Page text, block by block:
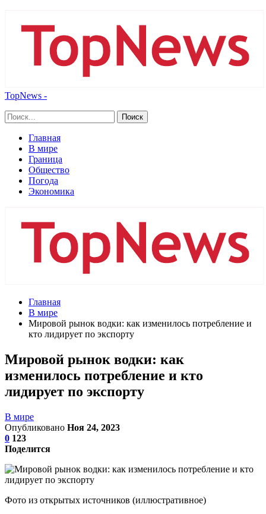
TopNews -
Главная
В мире
Граница
Общество
Погода
Экономика
Главная
В мире
Мировой рынок водки: как изменилось потребление и
кто лидирует по экспорту
Мировой рынок водки: как
изменилось потребление и кто
лидирует по экспорту
В мире
Опубликовано Ноя 24, 2023
0 123
Поделится
Фото из открытых источников (иллюстративное)